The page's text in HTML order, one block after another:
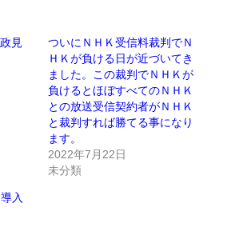
見
ついにＮＨＫ受信料裁判でＮ
ＨＫが負ける日が近づいてき
ました。この裁判でＮＨＫが
負けるとほぼすべてのＮＨＫ
との放送受信契約者がＮＨＫ
と裁判すれば勝てる事になり
ます。
2022年7月22日
未分類
入